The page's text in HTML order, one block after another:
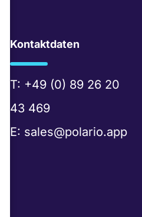
Kontaktdaten
T: +49 (0) 89 26 20
43 469
E: sales@polario.app